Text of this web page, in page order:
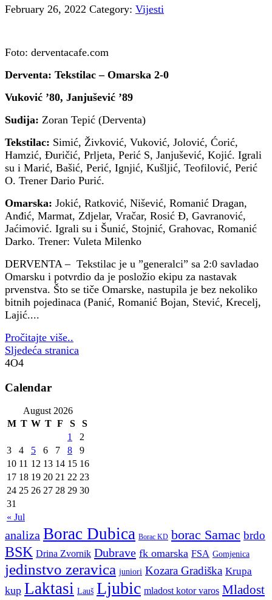
February 26, 2022 Category: Vijesti
Foto: derventacafe.com
Derventa: Tekstilac – Omarska 2-0
Vuković ’80, Janjušević ’89
Sudija: Zoran Tepić (Derventa)
Tekstilac: Simić, Živković, Vuković, Jolović, Ćorić,
Hamzić, Đuričić, Prljeta, Perić S, Janjušević, Kojić. Igrali
su i Marić, Bašić, Perić, Ignjić, Kušljić, Teofilović, Perić
O. Trener Dario Purić.
Omarska: Jokić, Ratković, Nišević, Romanić Dragan,
Anđić, Marmat, Zdjelar, Vračar, Rosić Đ, Gavranović,
Jaćimović. Igrali su i Šunić, Stojnić, Grahovac, Romanić
Darko. Trener: Vuleta Milenko
DERVENTA – Tekstilac je u ”generalci” sa 2:0 savladao
Omarsku i potvrdio da je posložio ekipu za nastavak
prvenstva. Što se tiče Omarske, nastupila je bez nekoliko
bitnih pojedinaca (Panić, Romanić Bojan, Stević, Krecelj,
Lajić....
Pročitajte više..
Sljedeća stranica
4O4
Calendar
August 2026
M T W T F S S
« Jul
1
2
3
4 5 6 7 8
9
10 11 12 13 14 15 16
17 18 19 20 21 22 23
24 25 26 27 28 29 30
31
analiza Borac Dubica Borac KD borac Samac brdo
BSK Drina Zvornik Dubrave fk omarska FSA Gomjenica
jedinstvo zeravica juniori Kozara Gradiška Krupa
kup Laktasi Lauš Ljubic mladost kotor varos Mladost